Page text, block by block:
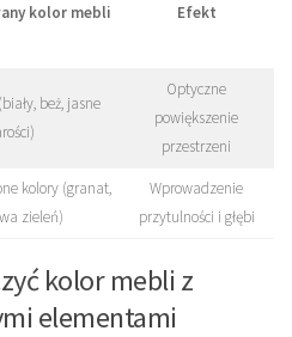
kolor mebli Efekt
beż, jasne
Optyczne
powiększenie
przestrzeni
kolory (granat,
zieleń)
Wprowadzenie
przytulności i głębi
kolor mebli z
elementami